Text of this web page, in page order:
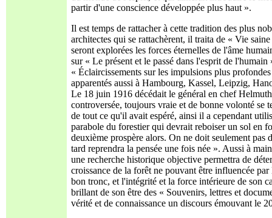
partir d'une conscience développée plus haut ».
Il est temps de rattacher à cette tradition des plus
architectes qui se rattachèrent, il traita de « Vie
seront explorées les forces éternelles de l'âme
sur « Le présent et le passé dans l'esprit de l'humain
« Éclaircissements sur les impulsions plus
apparentés aussi à Hambourg, Kassel, Leipzig,
Le 18 juin 1916 décédait le général en chef
controversée, toujours vraie et de bonne volonté se
de tout ce qu'il avait espéré, ainsi il a cependant
parabole du forestier qui devrait reboiser un sol en
deuxième prospère alors. On ne doit seulement pas
tard reprendra la pensée une fois née ». Aussi à
une recherche historique objective permettra de
croissance de la forêt ne pouvant être influencée
bon tronc, et l'intégrité et la force intérieure de son
brillant de son être des « Souvenirs, lettres et
vérité et de connaissance un discours émouvant le